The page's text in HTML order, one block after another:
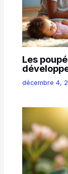
Les
décembre 4,